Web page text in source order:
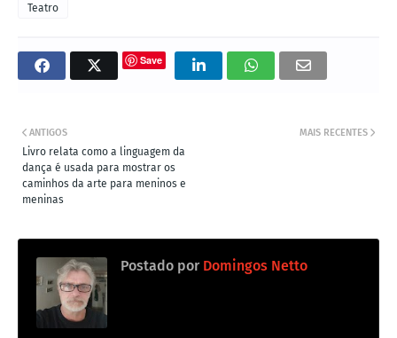
Teatro
Save
MAIS RECENTES
ANTIGOS
Livro relata como a linguagem da
dança é usada para mostrar os
caminhos da arte para meninos e
meninas
Postado por Domingos Netto